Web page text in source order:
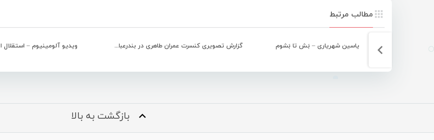
مطالب مرتبط
یاسین شهریاری – بَش تا بَشوم گزارش تصویری کنسرت عمران طاهری در بندرعباس ویدیو آلومینیوم – استقلال ا
بازگشت به بالا